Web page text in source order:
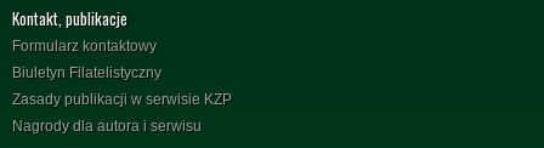
Kontakt, publikacje
Formularz kontaktowy
Biuletyn Filatelistyczny
Zasady publikacji w serwisie KZP
Nagrody dla autora i serwisu